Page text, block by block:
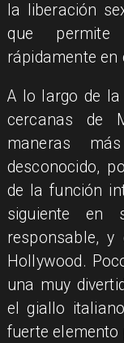
la liberación
que permite
rápidamente
A lo largo de
cercanas de
maneras
desconocido,
de la función
siguiente en
responsable,
Hollywood.
una muy
el giallo
fuerte elemento